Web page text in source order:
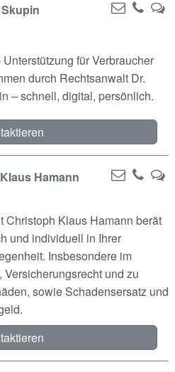
für Verbraucher
durch Rechtsanwalt Dr.
– schnell, digital, persönlich.
Hamann
Christoph Klaus Hamann berät
und individuell in Ihrer
Insbesondere im
Versicherungsrecht und zu
sowie Schadensersatz und